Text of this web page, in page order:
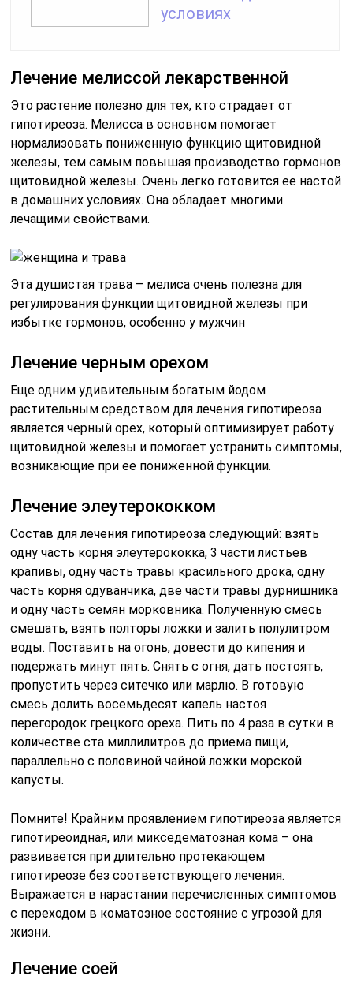
условиях
Лечение мелиссой лекарственной
Это растение полезно для тех, кто страдает от
гипотиреоза. Мелисса в основном помогает
нормализовать пониженную функцию щитовидной
железы, тем самым повышая производство гормонов
щитовидной железы. Очень легко готовится ее настой
в домашних условиях. Она обладает многими
лечащими свойствами.
Эта душистая трава – мелиса очень полезна для
регулирования функции щитовидной железы при
избытке гормонов, особенно у мужчин
Лечение черным орехом
Еще одним удивительным богатым йодом
растительным средством для лечения гипотиреоза
является черный орех, который оптимизирует работу
щитовидной железы и помогает устранить симптомы,
возникающие при ее пониженной функции.
Лечение элеутерококком
Состав для лечения гипотиреоза следующий: взять
одну часть корня элеутерококка, 3 части листьев
крапивы, одну часть травы красильного дрока, одну
часть корня одуванчика, две части травы дурнишника
и одну часть семян морковника. Полученную смесь
смешать, взять полторы ложки и залить полулитром
воды. Поставить на огонь, довести до кипения и
подержать минут пять. Снять с огня, дать постоять,
пропустить через ситечко или марлю. В готовую
смесь долить восемьдесят капель настоя
перегородок грецкого ореха. Пить по 4 раза в сутки в
количестве ста миллилитров до приема пищи,
параллельно с половиной чайной ложки морской
капусты.
Помните! Крайним проявлением гипотиреоза является
гипотиреоидная, или микседематозная кома – она
развивается при длительно протекающем
гипотиреозе без соответствующего лечения.
Выражается в нарастании перечисленных симптомов
с переходом в коматозное состояние с угрозой для
жизни.
Лечение соей